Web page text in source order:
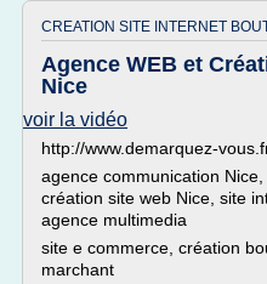
CREATION SITE INTERNET
Agence WEB et
Nice
voir la vidéo
http://www.demarquez-
agence communication
création site web Nice, site
agence multimedia
site e commerce, création
marchant